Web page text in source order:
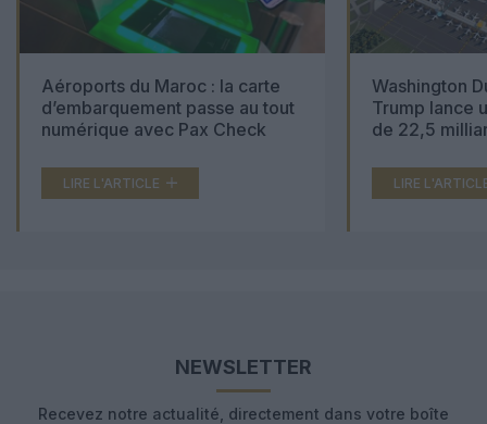
Aéroports du Maroc : la carte
d’embarquement passe au tout
numérique avec Pax Check
LIRE L'ARTICLE
Washington
Trump lance
de 22,5
LIRE
NEWSLETTER
Recevez notre actualité, directement dans votre boîte